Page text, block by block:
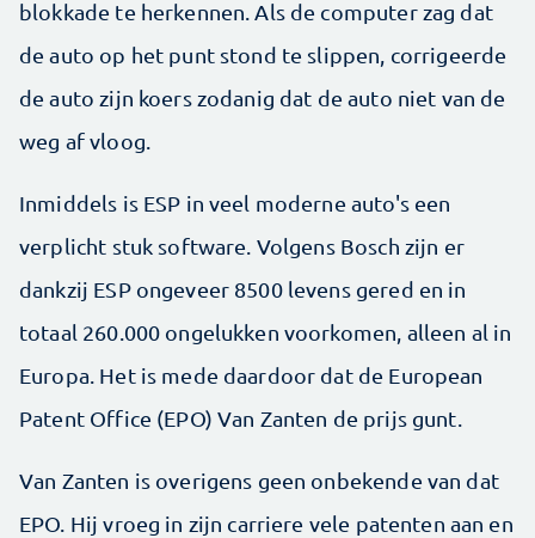
blokkade te herkennen. Als de computer zag dat
de auto op het punt stond te slippen, corrigeerde
de auto zijn koers zodanig dat de auto niet van de
weg af vloog.
Inmiddels is ESP in veel moderne auto's een
verplicht stuk software. Volgens Bosch zijn er
dankzij ESP ongeveer 8500 levens gered en in
totaal 260.000 ongelukken voorkomen, alleen al in
Europa. Het is mede daardoor dat de European
Patent Office (EPO) Van Zanten de prijs gunt.
Van Zanten is overigens geen onbekende van dat
EPO. Hij vroeg in zijn carriere vele patenten aan en